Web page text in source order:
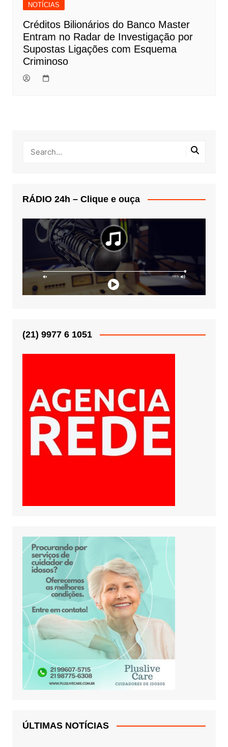
NOTÍCIAS
Créditos Bilionários do Banco Master
Entram no Radar de Investigação por
Supostas Ligações com Esquema
Criminoso
RÁDIO 24h – Clique e ouça
(21) 9977 6 1051
ÚLTIMAS NOTÍCIAS